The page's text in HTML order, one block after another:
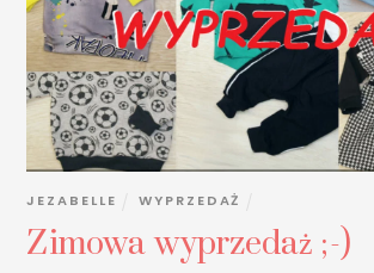
Zimowa wyprzedaż ;-)
JEZABELLE WYPRZEDAŻ